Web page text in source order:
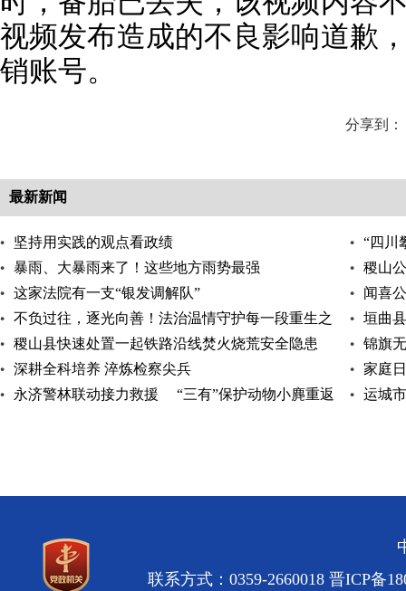
视频发布造成的不良影响道歉
销账号。
分享到：
最新新闻
坚持用实践的观点看政绩
“四川
暴雨、大暴雨来了！这些地方雨势最强
稷山
这家法院有一支“银发调解队”
闻喜
不负过往，逐光向善！法治温情守护每一段重生之
路
垣曲
稷山县快速处置一起铁路沿线焚火烧荒安全隐患
锦旗
深耕全科培养 淬炼检察尖兵
家庭
永济警林联动接力救援 “三有”保护动物小麂重返
运城
联系方式：0359-2660018 晋ICP备